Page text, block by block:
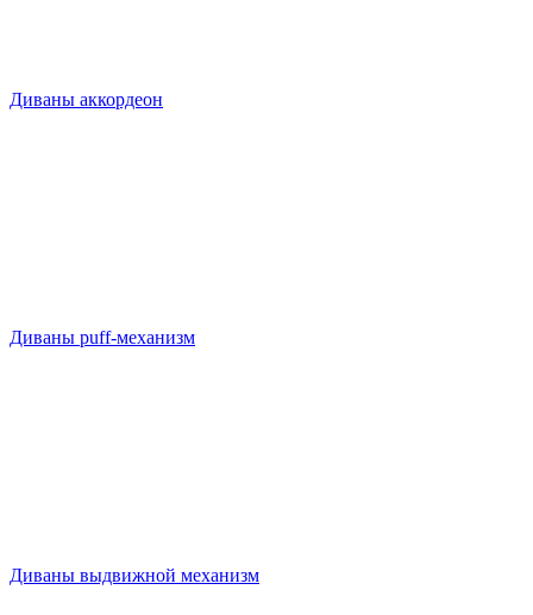
Диваны аккордеон
Диваны puff-механизм
Диваны выдвижной механизм